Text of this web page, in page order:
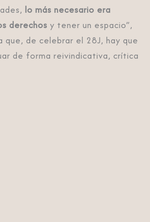
lo más necesario era
derechos y tener un espacio”,
de celebrar el 28J, hay que
de forma reivindicativa, crítica